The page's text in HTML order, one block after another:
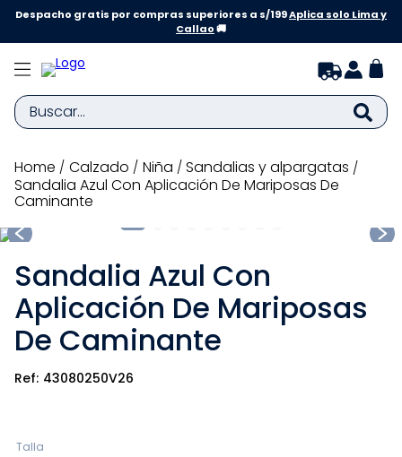
Despacho gratis por compras superiores a s/199Aplica solo Lima y
Callao🚚
Buscar...
calzado niña
sandalias y alpargatas
Sandalia Azul Con Aplicación De Mariposas De
Caminante
Sandalia Azul Con
Aplicación De Mariposas
De Caminante
43080250V26
Talla
TÉRMINOS MÁS BUSCADOS
1.
zapatillas niña
2.
zapatillas niño
4.
sandalias
5.
sandalias niña
6.
bebe
7.
pijama
9.